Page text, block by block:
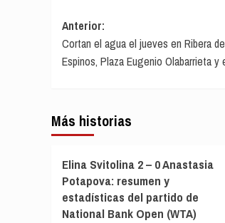
Navegación
de
entradas
Anterior:
Cortan el agua el jueves en Ribera
Espinos, Plaza Eugenio Olabarrieta y
Más historias
Elina Svitolina 2 – 0 Anastasia
Potapova: resumen y
estadísticas del partido de
National Bank Open (WTA)